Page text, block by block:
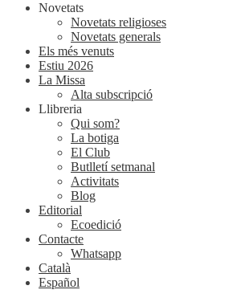
Novetats
Novetats religioses
Novetats generals
Els més venuts
Estiu 2026
La Missa
Alta subscripció
Llibreria
Qui som?
La botiga
El Club
Butlletí setmanal
Activitats
Blog
Editorial
Ecoedició
Contacte
Whatsapp
Català
Español